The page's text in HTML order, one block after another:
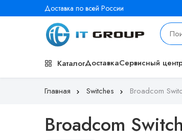
Доставка по всей России
КаталогДоставкаСервисный
Главная Switches Broadcom
Broadcom